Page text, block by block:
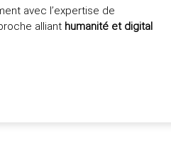
avec l’expertise de
alliant humanité et digital